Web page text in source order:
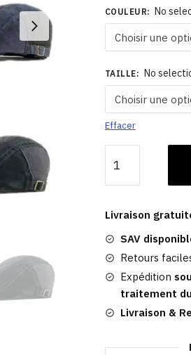
COULEUR: No
TAILLE: No
Effacer
de
Casquette
Unique​
|
Middlesbrough
Livraison
SAV
Retours
Expédition
traitement
Livraison &